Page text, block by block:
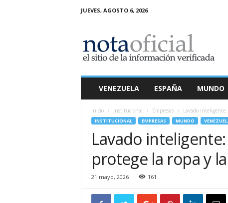
JUEVES, AGOSTO 6, 2026
a
O
VENEZUELA ESPAÑA MUNDO
Inicio Institucional Empresas Lavado
INSTITUCIONAL EMPRESAS MUNDO
Lavado
protege la ropa y
21 mayo, 2026 161